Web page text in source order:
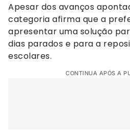
Apesar dos avanços
categoria afirma que a
apresentar uma solução
dias parados e para a
escolares.
CONTINUA APÓS A